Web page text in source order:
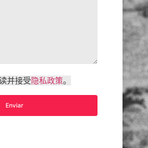
并接受隐私政策。